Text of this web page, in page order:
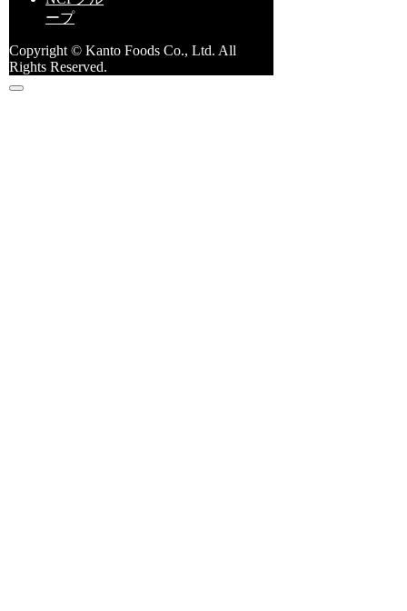
ープ
Copyright © Kanto Foods Co., Ltd. All
Rights Reserved.